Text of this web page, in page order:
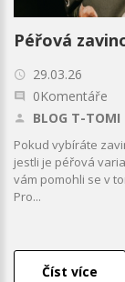
Péřová
29.03.26
0Komentáře
BLOG T-TOMI
Pokud vybíráte
jestli je péřová
vám pomohli se v
Pro...
Číst více